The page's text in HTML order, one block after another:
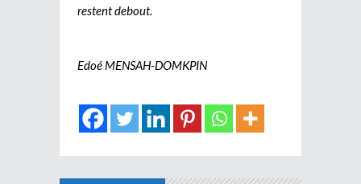
restent debout.
Edoé MENSAH-DOMKPIN